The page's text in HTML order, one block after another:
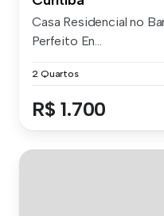
Casa Residencial no
Perfeito En...
2 Quartos
R$ 1.700